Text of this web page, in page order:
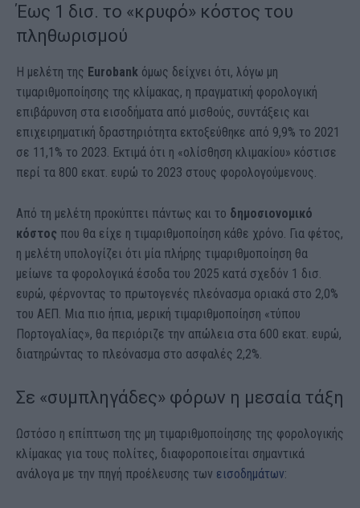
Έως 1 δισ. το «κρυφό» κόστος του
πληθωρισμού
Η μελέτη της Eurobank όμως δείχνει ότι, λόγω μη
τιμαριθμοποίησης της κλίμακας, η πραγματική φορολογική
επιβάρυνση στα εισοδήματα από μισθούς, συντάξεις και
επιχειρηματική δραστηριότητα εκτοξεύθηκε από 9,9% το 2021
σε 11,1% το 2023. Εκτιμά ότι η «ολίσθηση κλιμακίου» κόστισε
περί τα 800 εκατ. ευρώ το 2023 στους φορολογούμενους.
Από τη μελέτη προκύπτει πάντως και το δημοσιονομικό
κόστος που θα είχε η τιμαριθμοποίηση κάθε χρόνο. Για φέτος,
η μελέτη υπολογίζει ότι μία πλήρης τιμαριθμοποίηση θα
μείωνε τα φορολογικά έσοδα του 2025 κατά σχεδόν 1 δισ.
ευρώ, φέρνοντας το πρωτογενές πλεόνασμα οριακά στο 2,0%
του ΑΕΠ. Μια πιο ήπια, μερική τιμαριθμοποίηση «τύπου
Πορτογαλίας», θα περιόριζε την απώλεια στα 600 εκατ. ευρώ,
διατηρώντας το πλεόνασμα στο ασφαλές 2,2%.
Σε «συμπληγάδες» φόρων η μεσαία τάξη
Ωστόσο η επίπτωση της μη τιμαριθμοποίησης της φορολογικής
κλίμακας για τους πολίτες, διαφοροποιείται σημαντικά
ανάλογα με την πηγή προέλευσης των εισοδημάτων: